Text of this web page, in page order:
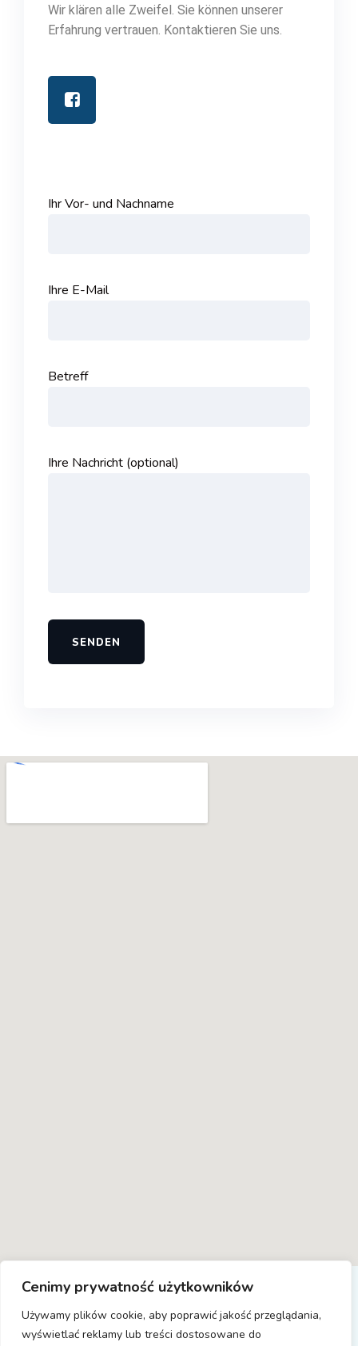
Cenimy prywatność użytkowników
Używamy plików cookie, aby poprawić jakość przeglądania,
wyświetlać reklamy lub treści dostosowane do
Wir klären alle Zweifel. Sie können unserer
Erfahrung vertrauen. Kontaktieren Sie uns.
Ihr Vor- und Nachname
Ihre E-Mail
Betreff
Ihre Nachricht (optional)
Copyright © 2023 DAAR Personel Service GmbH
Realizacja PLAN DIGITAL| All Rights Reserved.